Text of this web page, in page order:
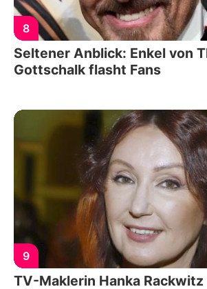
8
Seltener Anblick: Enkel von
Gottschalk flasht Fans
9
TV-Maklerin Hanka